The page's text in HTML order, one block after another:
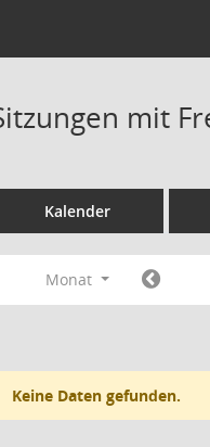
navigation
mit
Kalender
Monat
Keine Daten gefunden.